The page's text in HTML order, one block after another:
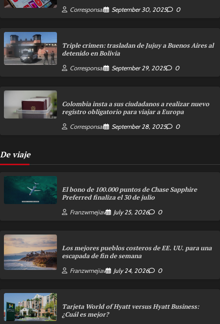
Corresponsal September 30, 2025 0
Triple crimen: trasladan de Jujuy a Buenos Aires al
detenido en Bolivia
Corresponsal September 29, 2025 0
Colombia insta a sus ciudadanos a realizar nuevo
registro obligatorio para viajar a Europa
Corresponsal September 28, 2025 0
De viaje
El bono de 100.000 puntos de Chase Sapphire
Preferred finaliza el 30 de julio
Franzwmejiav July 25, 2026 0
Los mejores pueblos costeros de EE. UU. para una
escapada de fin de semana
Franzwmejiav July 24, 2026 0
Tarjeta World of Hyatt versus Hyatt Business:
¿Cuál es mejor?